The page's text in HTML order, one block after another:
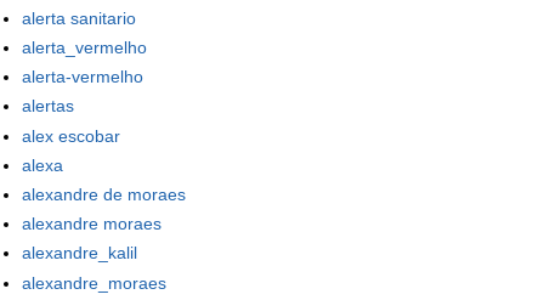
alerta sanitario
alerta_vermelho
alerta-vermelho
alertas
alex escobar
alexa
alexandre de moraes
alexandre moraes
alexandre_kalil
alexandre_moraes